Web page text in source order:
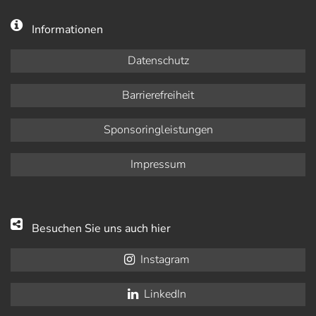
Informationen
Datenschutz
Barrierefreiheit
Sponsoringleistungen
Impressum
Besuchen Sie uns auch hier
Instagram
LinkedIn